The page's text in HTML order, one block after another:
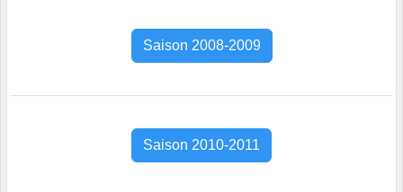
Saison 2008-2009
Saison 2010-2011